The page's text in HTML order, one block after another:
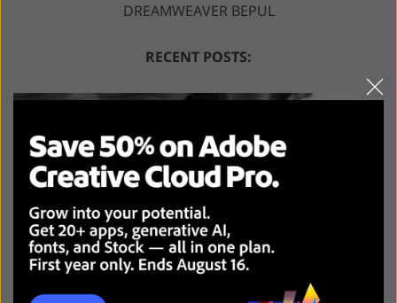
DREAMWEAVER BEPUL
RECENT POSTS: